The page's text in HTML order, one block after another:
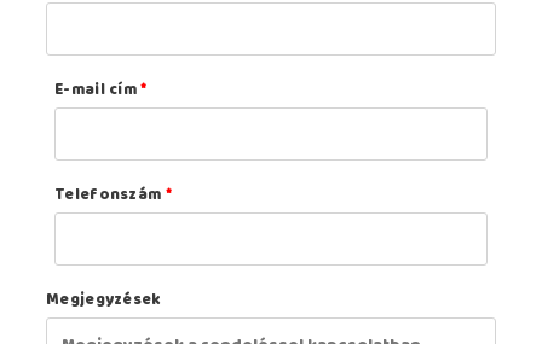
E-mail cím*
Telefonszám*
Megjegyzések